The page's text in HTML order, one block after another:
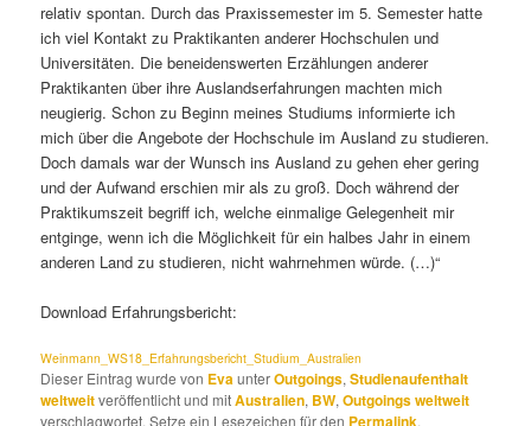
relativ spontan. Durch das Praxissemester im 5. Semester hatte
ich viel Kontakt zu Praktikanten anderer Hochschulen und
Universitäten. Die beneidenswerten Erzählungen anderer
Praktikanten über ihre Auslandserfahrungen machten mich
neugierig. Schon zu Beginn meines Studiums informierte ich
mich über die Angebote der Hochschule im Ausland zu studieren.
Doch damals war der Wunsch ins Ausland zu gehen eher gering
und der Aufwand erschien mir als zu groß. Doch während der
Praktikumszeit begriff ich, welche einmalige Gelegenheit mir
entginge, wenn ich die Möglichkeit für ein halbes Jahr in einem
anderen Land zu studieren, nicht wahrnehmen würde. (…)“
Download Erfahrungsbericht:
Weinmann_WS18_Erfahrungsbericht_Studium_Australien
Dieser Eintrag wurde von EvaunterOutgoings,Studienaufenthalt
weltweitveröffentlicht und mitAustralien, BW,Outgoings weltweit
verschlagwortet. Setze ein Lesezeichen für den Permalink.